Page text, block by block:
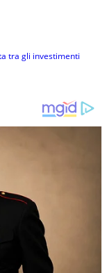
tra gli investimenti